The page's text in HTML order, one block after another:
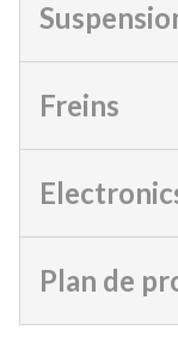
Freins
Plan de